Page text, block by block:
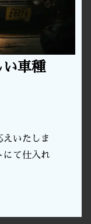
車種
えいたしま
にて仕入れ